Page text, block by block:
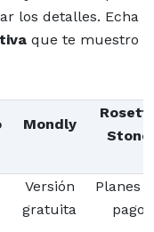
los detalles. Echa
que te muestro
Mondly
Stone
Versión
gratuita
Planes
pago